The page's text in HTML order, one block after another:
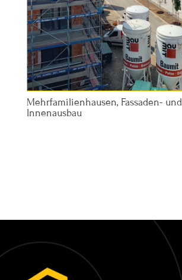
Mehrfamilienhausen, Fassaden- und
Innenausbau